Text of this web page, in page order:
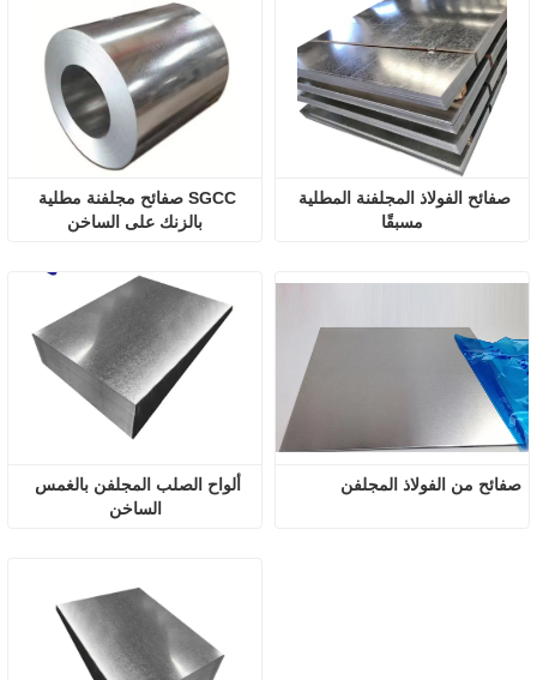
بالزنك على الساخن
مسبقًا
الساخن
صفائح من الفولاذ المجلفن